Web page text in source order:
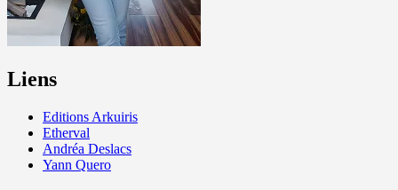
Liens
Editions Arkuiris
Etherval
Andréa Deslacs
Yann Quero